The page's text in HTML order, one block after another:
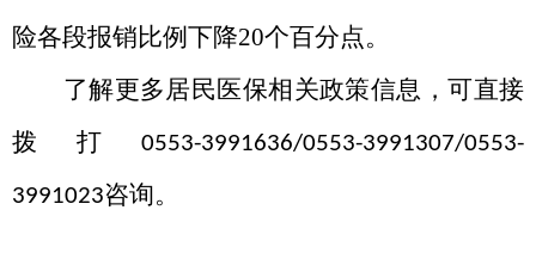
险各段报销比例下降20个百分点。
了解更多居民医保相关政策信息，可直接
拨打 0553-3991636/0553-3991307/0553-
3991023咨询。